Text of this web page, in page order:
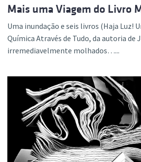
Mais uma Viagem do Livro
Uma inundação e seis livros (Haja Luz!
Química Através de Tudo, da autoria de
irremediavelmente molhados…...